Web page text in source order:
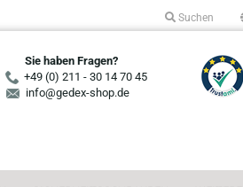
Suchen
Sie haben Fragen?
+49 (0) 211 - 30 14 70 45
info@gedex-shop.de